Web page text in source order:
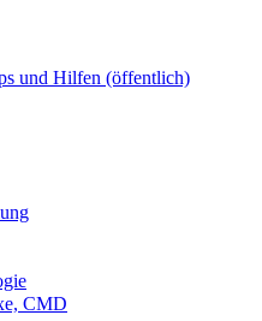
und Hilfen (öffentlich)
CMD